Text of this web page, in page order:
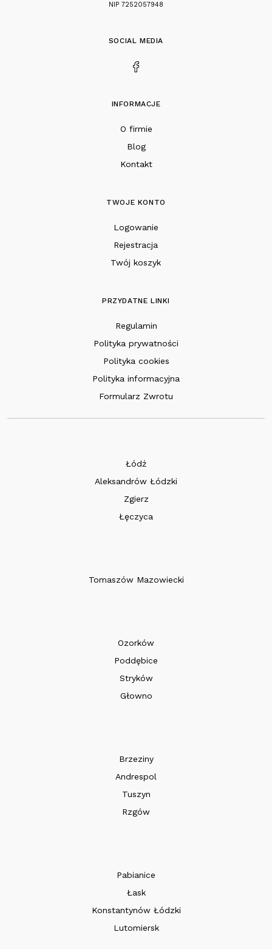
NIP 7252057948
INFORMACJE
O firmie
Blog
Kontakt
TWOJE KONTO
Logowanie
Rejestracja
Twój koszyk
PRZYDATNE LINKI
Regulamin
Polityka prywatności
Polityka cookies
Polityka informacyjna
Formularz Zwrotu
SOCIAL MEDIA
Łódź
Aleksandrów Łódzki
Zgierz
Łęczyca
Ozorków
Poddębice
Stryków
Głowno
Brzeziny
Andrespol
Tuszyn
Rzgów
Pabianice
Łask
Konstantynów Łódzki
Lutomiersk
Tomaszów Mazowiecki